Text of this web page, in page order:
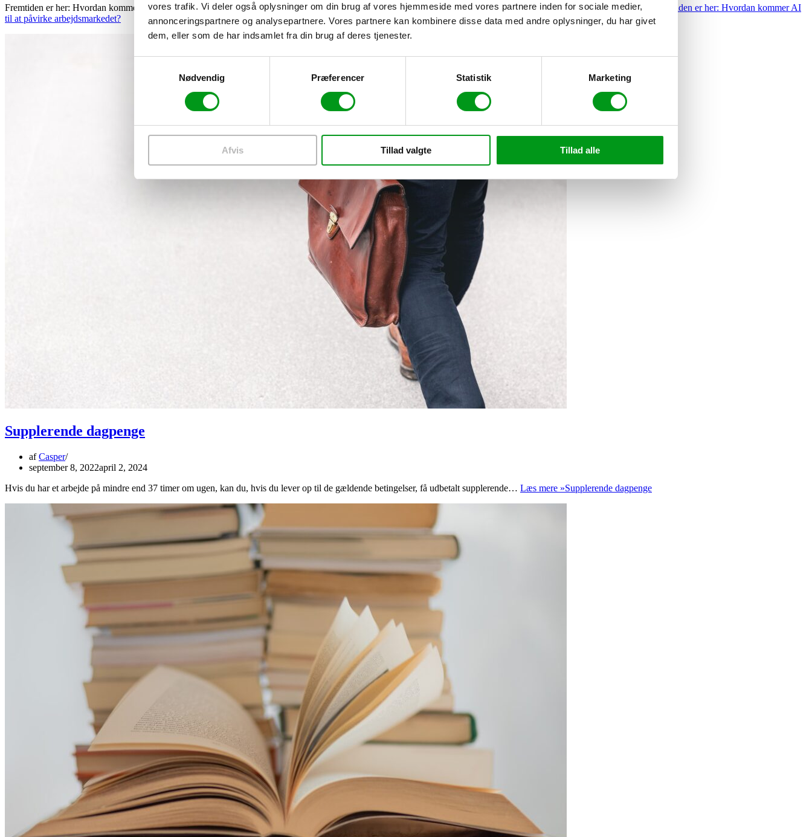
vores trafik. Vi deler også oplysninger om din brug af vores hjemmeside med vores partnere inden for sociale medier,
annonceringspartnere og analysepartnere. Vores partnere kan kombinere disse data med andre oplysninger, du har givet
dem, eller som de har indsamlet fra din brug af deres tjenester.
Nødvendig
Præferencer Statistik Marketing
Afvis Tillad valgte Tillad alle
Fremtiden er her: Hvordan kommer AI til at påvirke arbejdsmarkedet? Fremtiden er her; det er der vist ingen, der har stiftet bekendtskab med ChatGPT eller… Læs mere »
Fremtiden er her: Hvordan kommer AI
til at påvirke arbejdsmarkedet?
Supplerende dagpenge
afCasper
september 8, 2022april 2, 2024
Hvis du har et arbejde på mindre end 37 timer om ugen, kan du, hvis du lever op til de gældende betingelser, få udbetalt supplerende… Læs mere »Supplerende dagpenge